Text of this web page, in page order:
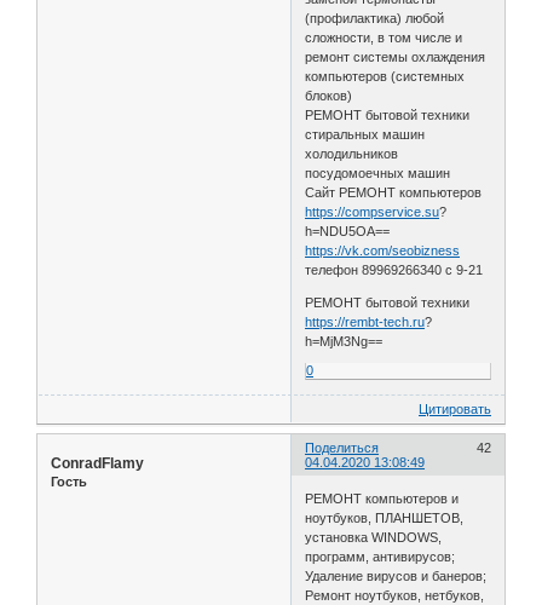
(профилактика) любой
сложности, в том числе и
ремонт системы охлаждения
компьютеров (системных
блоков)
РЕМОНТ бытовой техники
стиральных машин
холодильников
посудомоечных машин
Сайт РЕМОНТ компьютеров
https://compservice.su?
h=NDU5OA==
https://vk.com/seobizness
телефон 89969266340 с 9-21
РЕМОНТ бытовой техники
https://rembt-tech.ru?
h=MjM3Ng==
0
Цитировать
Поделиться
42
04.04.2020 13:08:49
ConradFlamy
Гость
РЕМОНТ компьютеров и
ноутбуков, ПЛАНШЕТОВ,
установка WINDOWS,
программ, антивирусов;
Удаление вирусов и банеров;
Ремонт ноутбуков, нетбуков,